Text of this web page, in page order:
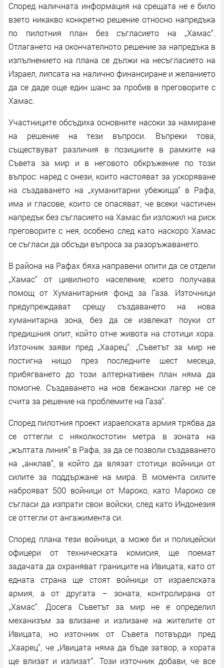
Според наличната информация на срещата не е било
взето никакво конкретно решение относно напредъка
по пилотния план без съгласието на „Хамас“.
Отлагането на окончателното решение за напредъка в
изпълнението на плана се дължи на несъгласието на
Израел, липсата на налично финансиране и желанието
да се даде още един шанс за пробив в преговорите с
Хамас.
Участниците обсъдиха основните насоки за намиране
на решение на тези въпроси. Въпреки това,
съществуват различия в позициите в рамките на
Съвета за мир и в неговото обкръжение по този
въпрос: наред с онези, които настояват за ускоряване
на създаването на „хуманитарни убежища“ в Рафа,
има и гласове, които се опасяват, че всеки частичен
напредък без съгласието на Хамас би изложил на риск
преговорите с нея, особено след като наскоро Хамас
се съгласи да обсъди въпроса за разоръжаването.
В района на Рафах бяха направени опити да се отдели
„Хамас“ от цивилното население, което получава
помощ от Хуманитарния фонд за Газа. Източници
предупреждават срещу създаването на нова
хуманитарна зона, без да се извлекат поуки от
предишния опит, който отне живота на стотици хора.
Източник заяви пред „Хаарец“: „Съветът за мир не
постигна нищо през последните шест месеца,
прибягването до този алтернативен план няма да
помогне. Създаването на нов бежански лагер не се
счита за решение на проблемите на Газа“.
Според пилотния проект израелската армия трябва да
се оттегли с няколкостотин метра в зоната на
„жълтата линия“ в Рафа, за да се позволи създаването
на „анклав“, в който да влязат стотици войници от
силите за поддържане на мира. В момента силите
наброяват 500 войници от Мароко, като Мароко се
съгласи да изпрати свои войски, след като Индонезия
се оттегли от ангажимента си.
Според плана тези войници, а може би и полицейски
офицери от техническата комисия, ще поемат
задачата да охраняват границите на Ивицата, като от
едната страна ще стоят войници от израелската
армия, а от другата – зоната, контролирана от
„Хамас“. Досега Съветът за мир не е определил
механизъм за влизане и излизане на жителите от
Ивицата, но източник от Съвета потвърди пред
„Хаарец“, че „Ивицата няма да бъде затвор, а хората
ще влизат и излизат“. Този източник добави, че все